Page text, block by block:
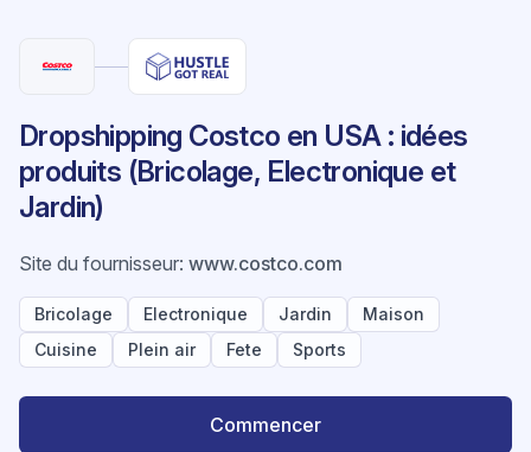
Dropshipping Costco en USA : idées
produits (Bricolage, Electronique et
Jardin)
Site du fournisseur: www.costco.com
Bricolage Electronique Jardin
Maison
Cuisine
Plein air Fete Sports
Commencer